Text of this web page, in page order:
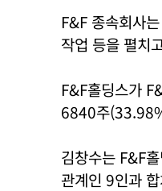
F&F 종속회사
작업 등을 펼치
F&F홀딩스가
6840주
김창수는 F&F
관계인 9인과